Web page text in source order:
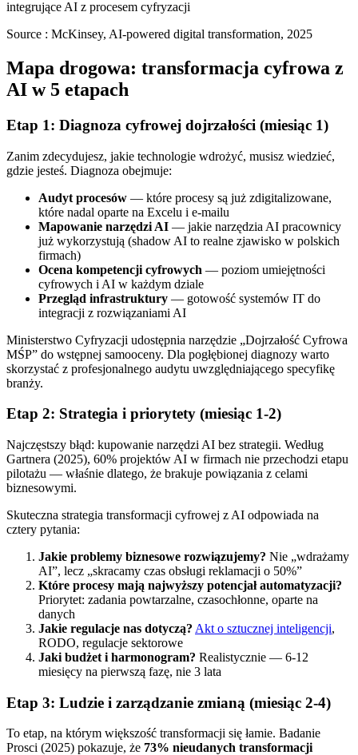
integrujące AI z procesem cyfryzacji
Source : McKinsey, AI-powered digital transformation, 2025
Mapa drogowa: transformacja cyfrowa z
AI w 5 etapach
Etap 1: Diagnoza cyfrowej dojrzałości (miesiąc 1)
Zanim zdecydujesz, jakie technologie wdrożyć, musisz wiedzieć,
gdzie jesteś. Diagnoza obejmuje:
Audyt procesów — które procesy są już zdigitalizowane,
które nadal oparte na Excelu i e-mailu
Mapowanie narzędzi AI — jakie narzędzia AI pracownicy
już wykorzystują (shadow AI to realne zjawisko w polskich
firmach)
Ocena kompetencji cyfrowych — poziom umiejętności
cyfrowych i AI w każdym dziale
Przegląd infrastruktury — gotowość systemów IT do
integracji z rozwiązaniami AI
Ministerstwo Cyfryzacji udostępnia narzędzie „Dojrzałość Cyfrowa
MŚP” do wstępnej samooceny. Dla pogłębionej diagnozy warto
skorzystać z profesjonalnego audytu uwzględniającego specyfikę
branży.
Etap 2: Strategia i priorytety (miesiąc 1-2)
Najczęstszy błąd: kupowanie narzędzi AI bez strategii. Według
Gartnera (2025), 60% projektów AI w firmach nie przechodzi etapu
pilotażu — właśnie dlatego, że brakuje powiązania z celami
biznesowymi.
Skuteczna strategia transformacji cyfrowej z AI odpowiada na
cztery pytania:
Jakie problemy biznesowe rozwiązujemy? Nie „wdrażamy
AI”, lecz „skracamy czas obsługi reklamacji o 50%”
Które procesy mają najwyższy potencjał automatyzacji?
Priorytet: zadania powtarzalne, czasochłonne, oparte na
danych
Jakie regulacje nas dotyczą? Akt o sztucznej inteligencji,
RODO, regulacje sektorowe
Jaki budżet i harmonogram? Realistycznie — 6-12
miesięcy na pierwszą fazę, nie 3 lata
Etap 3: Ludzie i zarządzanie zmianą (miesiąc 2-4)
To etap, na którym większość transformacji się łamie. Badanie
Prosci (2025) pokazuje, że 73% nieudanych transformacji